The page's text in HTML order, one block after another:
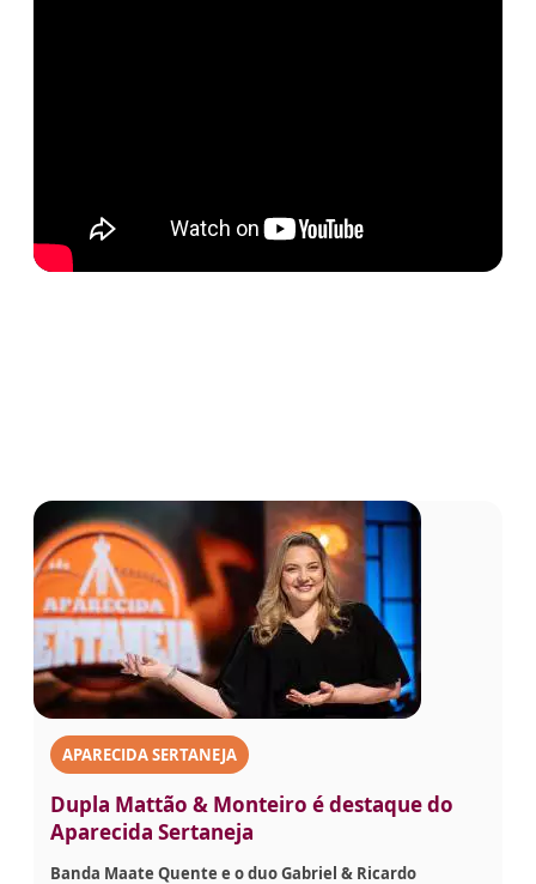
APARECIDA SERTANEJA
Dupla Mattão & Monteiro é destaque do
Aparecida Sertaneja
Banda Maate Quente e o duo Gabriel & Ricardo